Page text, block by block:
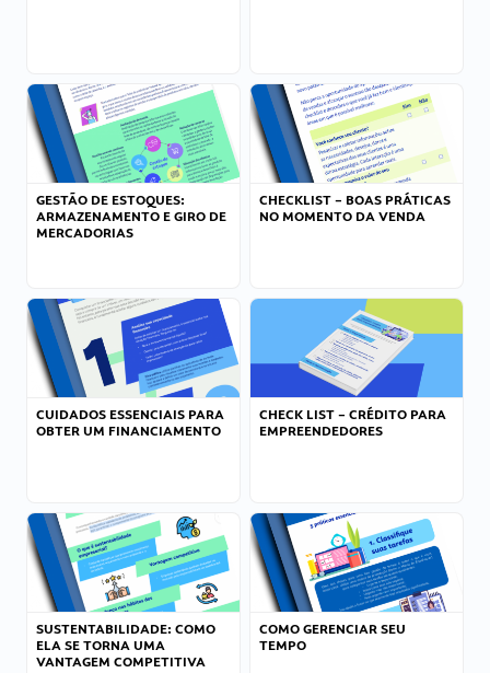
GESTÃO DE ESTOQUES:
ARMAZENAMENTO E GIRO DE
MERCADORIAS
CHECKLIST – BOAS PRÁTICAS
NO MOMENTO DA VENDA
CUIDADOS ESSENCIAIS PARA
OBTER UM FINANCIAMENTO
CHECK LIST – CRÉDITO PARA
EMPREENDEDORES
SUSTENTABILIDADE: COMO
ELA SE TORNA UMA
VANTAGEM COMPETITIVA
COMO GERENCIAR SEU
TEMPO